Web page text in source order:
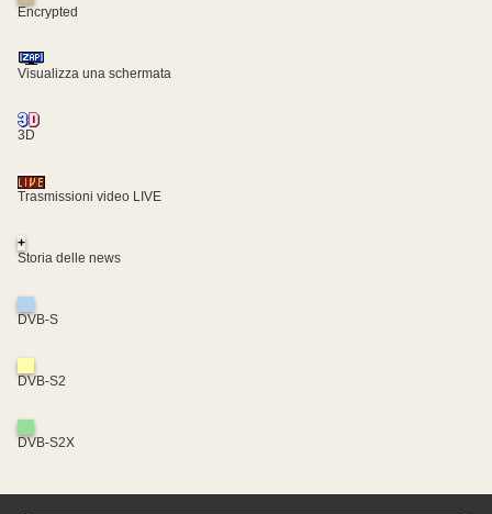
Encrypted
Visualizza una schermata
3D
Trasmissioni video LIVE
+
Storia delle news
DVB-S
DVB-S2
DVB-S2X